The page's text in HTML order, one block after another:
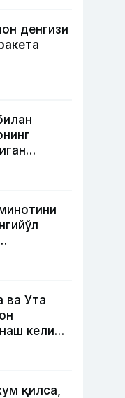
денгизи
ва Ута
келиши
қилса,